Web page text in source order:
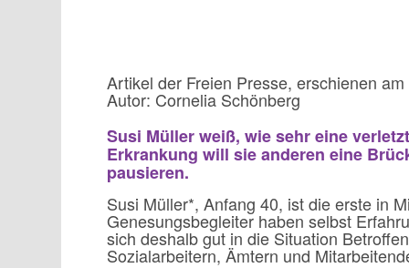
Artikel der Freien Presse, erschienen
Autor: Cornelia Schönberg
Susi Müller weiß, wie sehr eine
Erkrankung will sie anderen eine
pausieren.
Susi Müller*, Anfang 40, ist die erste in
Genesungsbegleiter haben selbst
sich deshalb gut in die Situation
Sozialarbeitern, Ämtern und